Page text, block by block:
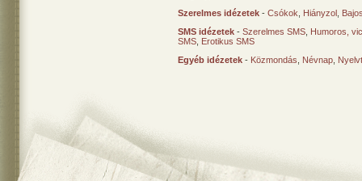
Szerelmes idézetek - Csókok Hiányzol
SMS idézetek - Szerelmes SMS Humoros,
SMS Erotikus SMS
Egyéb idézetek - Közmondás Névnap